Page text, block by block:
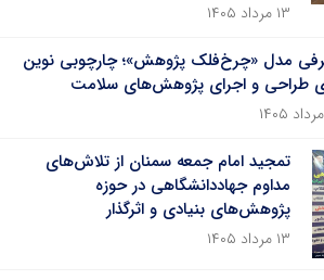
۱۳ مرداد ۱۴۰۵
مدل «چرخ‌فلک پژوهش»؛ چارچوبی نوین
طراحی و اجرای پژوهش‌های سلامت
تمجید امام جمعه سمنان از تلاش‌های
مداوم جهاددانشگاهی در حوزه
پژوهش‌های بنیادی و اثرگذار
۱۳ مرداد ۱۴۰۵